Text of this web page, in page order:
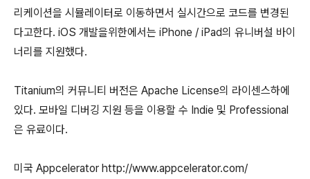
리케이션을 시뮬레이터로 이동하면서 실시간으로 코드를 변경된
다고한다. iOS 개발을위한에서는 iPhone / iPad의 유니버설 바이
너리를 지원했다.
Titanium의 커뮤니티 버전은 Apache License의 라이센스하에
있다. 모바일 디버깅 지원 등을 이용할 수 Indie 및 Professional
은 유료이다.
미국 Appcelerator http://www.appcelerator.com/